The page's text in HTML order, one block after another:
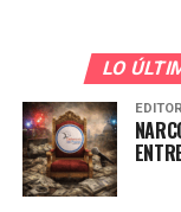
LO